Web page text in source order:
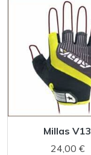
Millas V13
24,00 €